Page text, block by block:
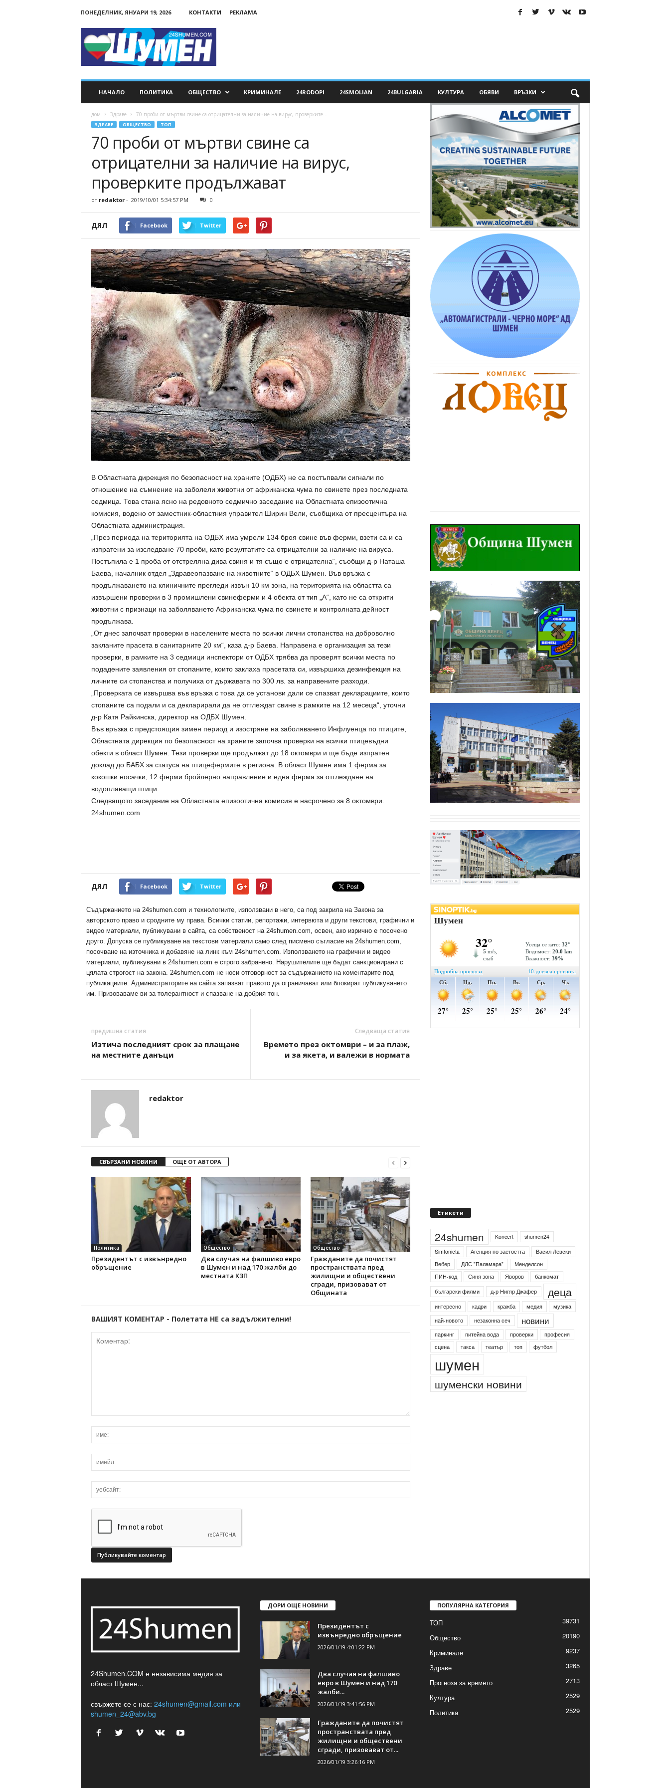
ПОНЕДЕЛНИК, ЯНУАРИ 19, 2026 КОНТАКТИ РЕКЛАМА
НАЧАЛО ПОЛИТИКА ОБЩЕСТВО КРИМИНАЛЕ 24RODOPI 24SMOLIAN 24BULGARIA КУЛТУРА ОБЯВИ ВРЪЗКИ
дом Здраве 70 проби от мъртви свине са отрицателни за наличие на вирус, проверките...
ЗДРАВЕ ОБЩЕСТВО ТОП
70 проби от мъртви свине са
отрицателни за наличие на вирус,
проверките продължават
от redaktor- 2019/10/01 5:34:57 PM 0
ДЯЛ Facebook Twitter
В Областната дирекция по безопасност на храните (ОДБХ) не са постъпвали сигнали по
отношение на съмнение на заболели животни от африканска чума по свинете през последната
седмица. Това стана ясно на редовното седмично заседание на Областната епизоотична
комисия, водено от заместник-областния управител Ширин Вели, съобщиха от пресцентъра на
Областната администрация.
„През периода на територията на ОДБХ има умрели 134 броя свине във ферми, взети са и са
изпратени за изследване 70 проби, като резултатите са отрицателни за наличие на вируса.
Постъпила е 1 проба от отстреляна дива свиня и тя също е отрицателна“, съобщи д-р Наташа
Баева, началник отдел „Здравеопазване на животните“ в ОДБХ Шумен. Във връзка с
продължаването на клиничните прегледи извън 10 км зона, на територията на областта са
извършени проверки в 3 промишлени свинеферми и 4 обекта от тип „А“, като не са открити
животни с признаци на заболяването Африканска чума по свинете и контролната дейност
продължава.
„От днес започват проверки в населените места по всички лични стопанства на доброволно
закланите прасета в санитарните 20 км“, каза д-р Баева. Направена е организация за тези
проверки, в рамките на 3 седмици инспектори от ОДБХ трябва да проверят всички места по
подадените заявления от стопаните, които заклаха прасетата си, извършиха дезинфекция на
личните си стопанства и получиха от държавата по 300 лв. за направените разходи.
„Проверката се извършва във връзка с това да се установи дали се спазват декларациите, които
стопаните са подали и са декларирали да не отглеждат свине в рамките на 12 месеца“, уточни
д-р Катя Райкинска, директор на ОДБХ Шумен.
Във връзка с предстоящия зимен период и изостряне на заболяването Инфлуенца по птиците,
Областната дирекция по безопасност на храните започва проверки на всички птицевъдни
обекти в област Шумен. Тези проверки ще продължат до 18 октомври и ще бъде изпратен
доклад до БАБХ за статуса на птицефермите в региона. В област Шумен има 1 ферма за
кокошки носачки, 12 ферми бройлерно направление и една ферма за отглеждане на
водоплаващи птици.
Следващото заседание на Областната епизоотична комисия е насрочено за 8 октомври.
24shumen.com
ДЯЛ Facebook Twitter
Съдържанието на 24shumen.com и технологиите, използвани в него, са под закрила на Закона за
авторското право и сродните му права. Всички статии, репортажи, интервюта и други текстови, графични и
видео материали, публикувани в сайта, са собственост на 24shumen.com, освен, ако изрично е посочено
друго. Допуска се публикуване на текстови материали само след писмено съгласие на 24shumen.com,
посочване на източника и добавяне на линк към 24shumen.com. Използването на графични и видео
материали, публикувани в 24shumen.com е строго забранено. Нарушителите ще бъдат санкционирани с
цялата строгост на закона. 24shumen.com не носи отговорност за съдържанието на коментарите под
публикациите. Администраторите на сайта запазват правото да ограничават или блокират публикуването
им. Призоваваме ви за толерантност и спазване на добрия тон.
предишна статия
Изтича последният срок за плащане
на местните данъци
Следваща статия
Времето през октомври – и за плаж,
и за якета, и валежи в нормата
redaktor
СВЪРЗАНИ НОВИНИ ОЩЕ ОТ АВТОРА
Политика
Президентът с извънредно
обръщение
Общество
Два случая на фалшиво евро
в Шумен и над 170 жалби до
местната КЗП
Общество
Гражданите да почистят
пространствата пред
жилищни и обществени
сгради, призовават от
Общината
ВАШИЯТ КОМЕНТАР - Полетата НЕ са задължителни!
Етикети
24shumen Koncert
shumen24
Simfonieta
Агенция по заетостта
Васил Левски
Вебер
ДЛС "Паламара"
Менделсон
ПИН-код
Синя зона Яворов
банкомат
български филми
д-р Нигяр Джафер деца
интересно кадри кражба медия
музика
най-новото
незаконна сеч новини
паркинг питейна вода проверки
професия
сцена
такса театър топ футбол
шумен
шуменски новини
24Shumen.COM е независима медия за
област Шумен...
свържете се с нас: 24shumen@gmail.com или
shumen_24@abv.bg
ДОРИ ОЩЕ НОВИНИ
Президентът с
извънредно обръщение
2026/01/19 4:01:22 PM
Два случая на фалшиво
евро в Шумен и над 170
жалби...
2026/01/19 3:41:56 PM
Гражданите да почистят
пространствата пред
жилищни и обществени
сгради, призовават от...
2026/01/19 3:26:16 PM
ПОПУЛЯРНА КАТЕГОРИЯ
ТОП
39731
Общество
20190
Криминале
9237
Здраве
3265
Прогноза за времето
2713
Култура
2529
Политика
2529